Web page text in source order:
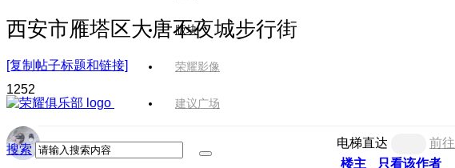
版块
荣耀影像
建议广场
搜索
西安市雁塔区大唐不夜城步行街
[复制帖子标题和链接]
1252
电梯直达
前往
楼主
只看该作者